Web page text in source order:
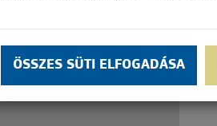
OKÖSSZES SÜTI ELFOGADÁSA